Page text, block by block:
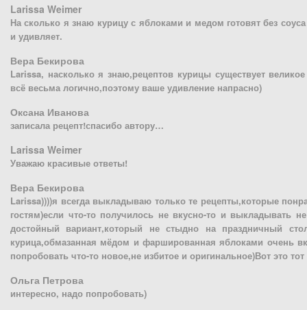
Larissa Weimer
На сколько я знаю курицу с яблоками и медом готовят без
и удивляет.
Вера Бекирова
Larissa, насколько я знаю,рецептов курицы существует
всё весьма логично,поэтому ваше удивление напрасно)
Оксана Иванова
записала рецепт!спасибо автору…
Larissa Weimer
Уважаю красивые ответы!
Вера Бекирова
Larissa))))я всегда выкладываю только те рецепты,которые
гостям)если что-то получилось не вкусно-то и выкладывать
достойный вариант,который не стыдно на праздничный
курица,обмазанная мёдом и фаршированная яблоками очень
попробовать что-то новое,не избитое и оригинальное)Вот это
Ольга Петрова
интересно, надо попробовать)